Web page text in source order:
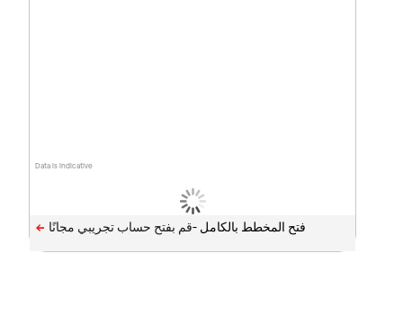
Data is indicative
فتح المخطط بالكامل -